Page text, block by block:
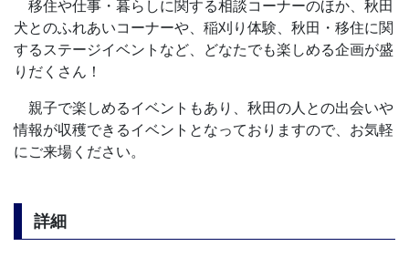
移住や仕事・暮らしに関する相談コーナーのほか、秋田
犬とのふれあいコーナーや、稲刈り体験、秋田・移住に関
するステージイベントなど、どなたでも楽しめる企画が盛
りだくさん！
親子で楽しめるイベントもあり、秋田の人との出会いや
情報が収穫できるイベントとなっておりますので、お気軽
にご来場ください。
詳細